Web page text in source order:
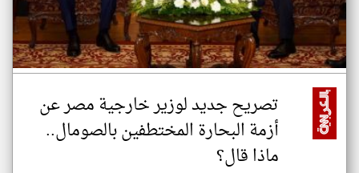
تصريح جديد لوزير خارجية مصر عن
أزمة البحارة المختطفين بالصومال..
ماذا قال؟